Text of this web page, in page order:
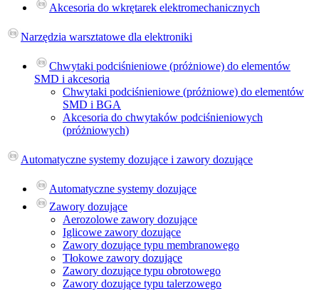
Akcesoria do wkrętarek elektromechanicznych
Narzędzia warsztatowe dla elektroniki
Chwytaki podciśnieniowe (próżniowe) do elementów
SMD i akcesoria
Chwytaki podciśnieniowe (próżniowe) do elementów
SMD i BGA
Akcesoria do сhwytaków podciśnieniowych
(próżniowych)
Automatyczne systemy dozujące i zawory dozujące
Automatyczne systemy dozujące
Zawory dozujące
Aerozolowe zawory dozujące
Iglicowe zawory dozujące
Zawory dozujące typu membranowego
Tłokowe zawory dozujące
Zawory dozujące typu obrotowego
Zawory dozujące typu talerzowego